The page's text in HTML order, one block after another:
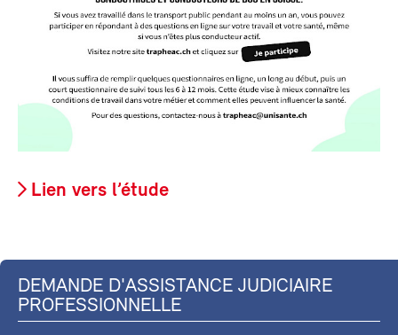
Lien vers l’étude
DEMANDE D'ASSISTANCE JUDICIAIRE
PROFESSIONNELLE